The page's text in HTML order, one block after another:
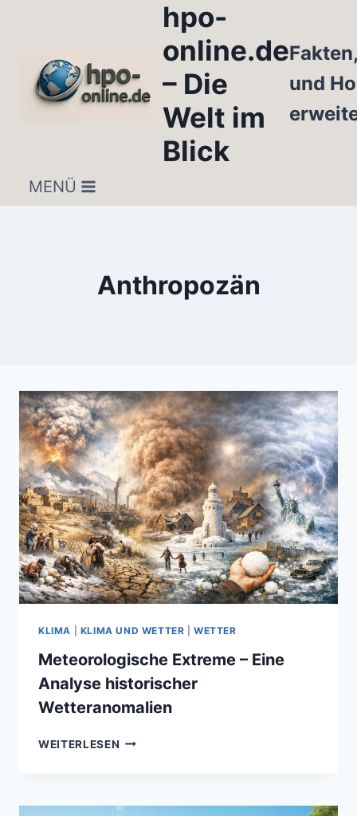
hpo-
online.de
– Die
Welt im
Blick
und
MENÜ
Anthropozän
KLIMA KLIMA UND WETTER |WETTER
Meteorologische Extreme – Eine
Analyse historischer
Wetteranomalien
WEITERLESEN METEOROLOGISCHE
ANALYSE